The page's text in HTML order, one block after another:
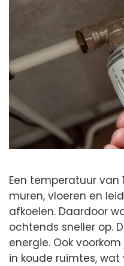
Een temperatuur van
muren, vloeren en
afkoelen. Daardoor
ochtends sneller op.
energie. Ook
in koude ruimtes,